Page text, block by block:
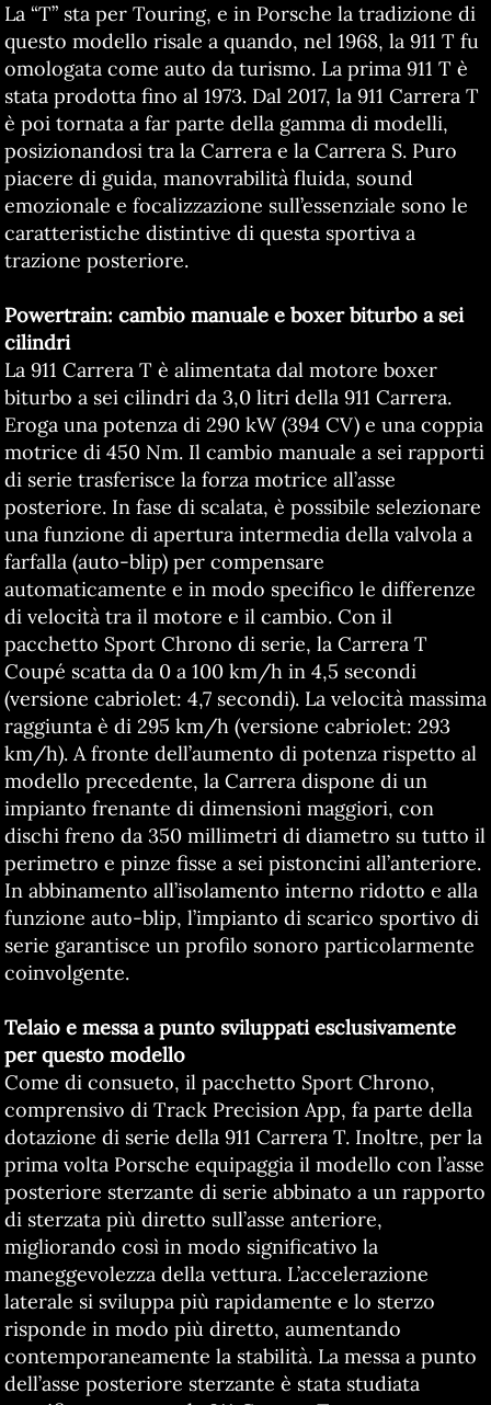
La “T” sta per Touring, e in Porsche la tradizione di
questo modello risale a quando, nel 1968, la 911 T fu
omologata come auto da turismo. La prima 911 T è
stata prodotta fino al 1973. Dal 2017, la 911 Carrera T
è poi tornata a far parte della gamma di modelli,
posizionandosi tra la Carrera e la Carrera S. Puro
piacere di guida, manovrabilità fluida, sound
emozionale e focalizzazione sull’essenziale sono le
caratteristiche distintive di questa sportiva a
trazione posteriore.
Powertrain: cambio manuale e boxer biturbo a sei
cilindri
La 911 Carrera T è alimentata dal motore boxer
biturbo a sei cilindri da 3,0 litri della 911 Carrera.
Eroga una potenza di 290 kW (394 CV) e una coppia
motrice di 450 Nm. Il cambio manuale a sei rapporti
di serie trasferisce la forza motrice all’asse
posteriore. In fase di scalata, è possibile selezionare
una funzione di apertura intermedia della valvola a
farfalla (auto-blip) per compensare
automaticamente e in modo specifico le differenze
di velocità tra il motore e il cambio. Con il
pacchetto Sport Chrono di serie, la Carrera T
Coupé scatta da 0 a 100 km/h in 4,5 secondi
(versione cabriolet: 4,7 secondi). La velocità massima
raggiunta è di 295 km/h (versione cabriolet: 293
km/h). A fronte dell’aumento di potenza rispetto al
modello precedente, la Carrera dispone di un
impianto frenante di dimensioni maggiori, con
dischi freno da 350 millimetri di diametro su tutto il
perimetro e pinze fisse a sei pistoncini all’anteriore.
In abbinamento all’isolamento interno ridotto e alla
funzione auto-blip, l’impianto di scarico sportivo di
serie garantisce un profilo sonoro particolarmente
coinvolgente.
Telaio e messa a punto sviluppati esclusivamente
per questo modello
Come di consueto, il pacchetto Sport Chrono,
comprensivo di Track Precision App, fa parte della
dotazione di serie della 911 Carrera T. Inoltre, per la
prima volta Porsche equipaggia il modello con l’asse
posteriore sterzante di serie abbinato a un rapporto
di sterzata più diretto sull’asse anteriore,
migliorando così in modo significativo la
maneggevolezza della vettura. L’accelerazione
laterale si sviluppa più rapidamente e lo sterzo
risponde in modo più diretto, aumentando
contemporaneamente la stabilità. La messa a punto
dell’asse posteriore sterzante è stata studiata